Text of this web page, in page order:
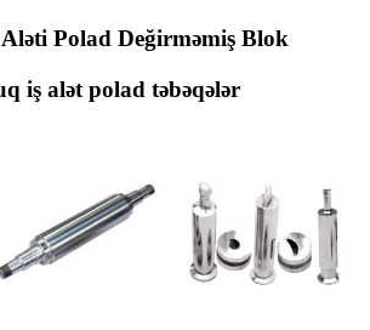
Polad Değirməmiş Blok
iş alət polad təbəqələr